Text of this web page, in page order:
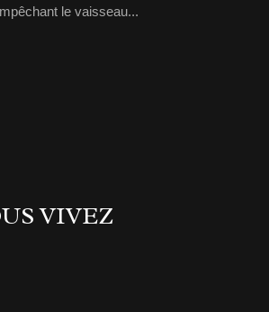
le vaisseau...
VIVEZ